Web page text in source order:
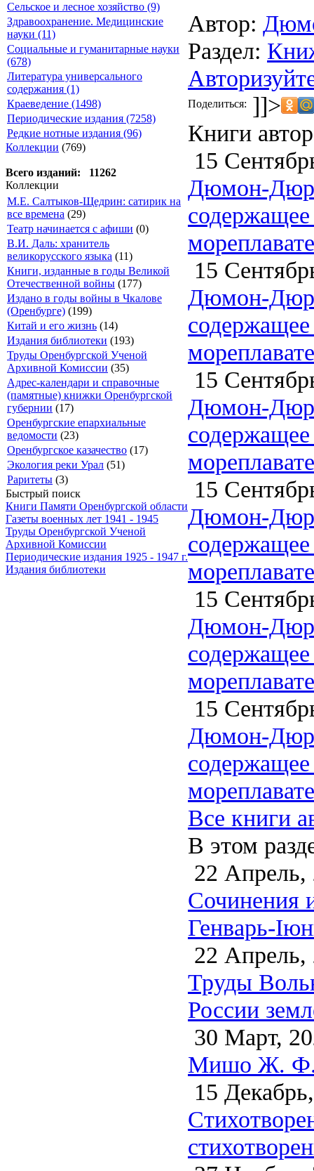
Сельское и лесное хозяйство (9)
Здравоохранение. Медицинские
науки (11)
Социальные и гуманитарные науки
(678)
Литература универсального
содержания (1)
Краеведение (1498)
Периодические издания (7258)
Редкие нотные издания (96)
Коллекции (769)
Всего изданий: 11262
Коллекции
М.Е. Салтыков-Щедрин: сатирик на
все времена (29)
Театр начинается с афиши (0)
В.И. Даль: хранитель
великорусского языка (11)
Книги, изданные в годы Великой
Отечественной войны (177)
Издано в годы войны в Чкалове
(Оренбурге) (199)
Китай и его жизнь (14)
Издания библиотеки (193)
Труды Оренбургской Ученой
Архивной Комиссии (35)
Адрес-календари и справочные
(памятные) книжки Оренбургской
губернии (17)
Оренбургские епархиальные
ведомости (23)
Оренбургское казачество (17)
Экология реки Урал (51)
Раритеты (3)
Быстрый поиск
Книги Памяти Оренбургской области
Газеты военных лет 1941 - 1945
Труды Оренбургской Ученой
Архивной Комиссии
Периодические издания 1925 - 1947 г.
Издания библиотеки
Автор:
Раздел:
Поделиться: ]]>
Книги
15
Дюмон-
15
Дюмон-
15
Дюмон-
15
Дюмон-
15
Дюмон-
15
Дюмон-
Все книги
В этом
22 Апрель,
Сочинения
Генварь-
22 Апрель,
Труды
России
30 Март,
Мишо Ж. Ф.
15